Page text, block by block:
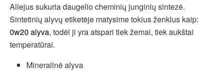
Aliejus sukuria daugelio cheminių junginių sintezė.
Sintetinių alyvų etiketėje matysime tokius ženklus kaip:
0w20 alyva, todėl ji yra atspari tiek žemai, tiek aukštai
temperatūrai.
Mineralinė alyva